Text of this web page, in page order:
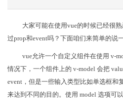
大家可能在使用vue的时候已经很
过prop和event吗？下面咱们来简单的说一
vue允许一个自定义组件在使用 v-
情况下，一个组件上的 v-model 会把
event，但是一些输入类型比如单选框和
来达到不同的目的。使用 model 选项可